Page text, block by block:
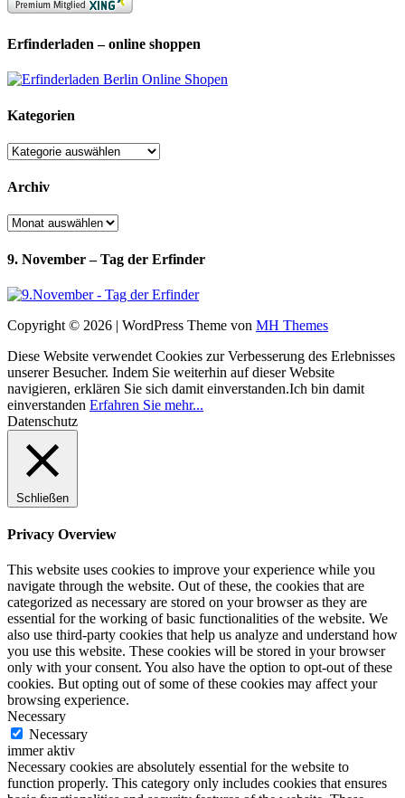
Erfinderladen – online shoppen
Kategorien
Kategorien
Archiv
Archiv
9. November – Tag der Erfinder
Copyright © 2026 | WordPress Theme von MH Themes
Diese Website verwendet Cookies zur Verbesserung des Erlebnisses
unserer Besucher. Indem Sie weiterhin auf dieser Website
navigieren, erklären Sie sich damit einverstanden.Ich bin damit
einverstanden Erfahren Sie mehr...
Datenschutz
Schließen
Privacy Overview
This website uses cookies to improve your experience while you
navigate through the website. Out of these, the cookies that are
categorized as necessary are stored on your browser as they are
essential for the working of basic functionalities of the website. We
also use third-party cookies that help us analyze and understand how
you use this website. These cookies will be stored in your browser
only with your consent. You also have the option to opt-out of these
cookies. But opting out of some of these cookies may affect your
browsing experience.
Necessary
Necessary
immer aktiv
Necessary cookies are absolutely essential for the website to
function properly. This category only includes cookies that ensures